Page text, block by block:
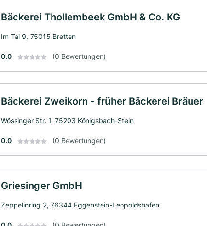
Bäckerei Thollembeek GmbH & Co. KG
Im Tal 9, 75015 Bretten
0.0 (0 Bewertungen)
Bäckerei Zweikorn - früher Bäckerei Bräuer
Wössinger Str. 1, 75203 Königsbach-Stein
0.0 (0 Bewertungen)
Griesinger GmbH
Zeppelinring 2, 76344 Eggenstein-Leopoldshafen